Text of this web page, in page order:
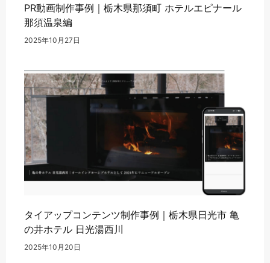
PR動画制作事例｜栃木県那須町 ホテルエピナール
那須温泉編
2025年10月27日
タイアップコンテンツ制作事例｜栃木県日光市 亀
の井ホテル 日光湯西川
2025年10月20日